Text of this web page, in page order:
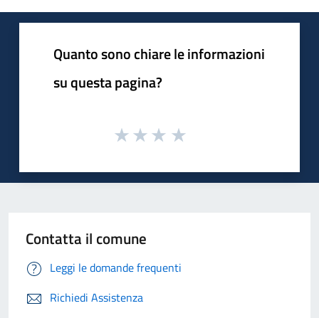
Quanto sono chiare le informazioni
su questa pagina?
Contatta il comune
Leggi le domande frequenti
Richiedi Assistenza